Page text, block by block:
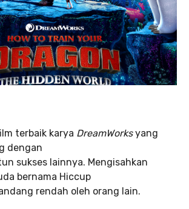
terbaik karya DreamWorksyang
dengan
sukses lainnya. Mengisahkan
bernama Hiccup
rendah oleh orang lain.